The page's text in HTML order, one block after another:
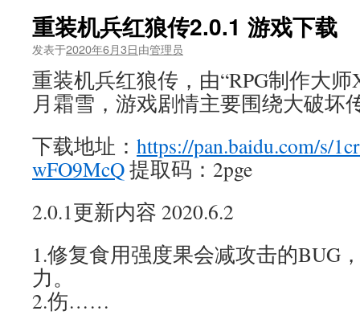
重装机兵红狼传2.0.1 游戏下载
发表于2020年6月3日由管理员
重装机兵红狼传，由“RPG制作大
月霜雪，游戏剧情主要围绕大破坏
下载地址： https://pan.baidu.com/s/
wFO9McQ提取码：2pge
2.0.1更新内容 2020.6.2
1.修复食用强度果会减攻击的BUG
力。
2.伤……